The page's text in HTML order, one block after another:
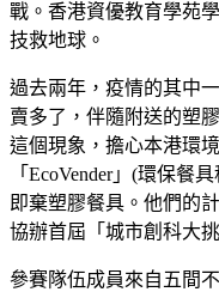
戰。香港資優教育學苑
技救地球。
過去兩年，疫情的其中
賣多了，伴隨附送的塑
這個現象，擔心本港環
「EcoVender」(環保餐
即棄塑膠餐具。他們的
協辦首屆「城市創科大
參賽隊伍成員來自五間